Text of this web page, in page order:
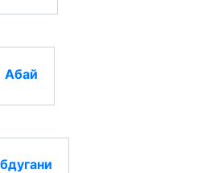
Абай